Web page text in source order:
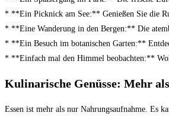
* **Ein Picknick am See:** Genießen Sie die
* **Eine Wanderung in den Bergen:** Die
* **Ein Besuch im botanischen Garten:**
* **Einfach mal den Himmel beobachten:**
Kulinarische Genüsse: Mehr
Essen ist mehr als nur Nahrungsaufnahme. Es